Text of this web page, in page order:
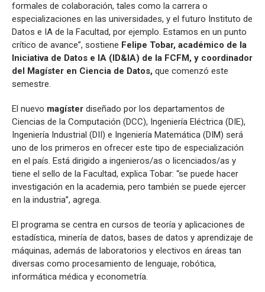
formales de colaboración, tales como la carrera o
especializaciones en las universidades, y el futuro Instituto de
Datos e IA de la Facultad, por ejemplo. Estamos en un punto
crítico de avance”, sostiene Felipe Tobar, académico de la
Iniciativa de Datos e IA (ID&IA) de la FCFM, y coordinador
del Magíster en Ciencia de Datos, que comenzó este
semestre.
El nuevo magíster diseñado por los departamentos de
Ciencias de la Computación (DCC), Ingeniería Eléctrica (DIE),
Ingeniería Industrial (DII) e Ingeniería Matemática (DIM) será
uno de los primeros en ofrecer este tipo de especialización
en el país. Está dirigido a ingenieros/as o licenciados/as y
tiene el sello de la Facultad, explica Tobar: “se puede hacer
investigación en la academia, pero también se puede ejercer
en la industria”, agrega.
El programa se centra en cursos de teoría y aplicaciones de
estadística, minería de datos, bases de datos y aprendizaje de
máquinas, además de laboratorios y electivos en áreas tan
diversas como procesamiento de lenguaje, robótica,
informática médica y econometría.